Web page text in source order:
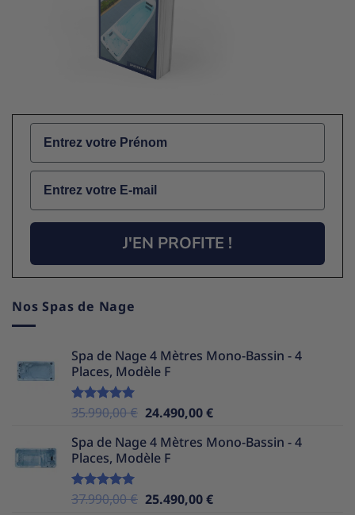
Name
Email
J'EN PROFITE !
Nos Spas de Nage
Spa de Nage 4 Mètres Mono-Bassin - 4
Places, Modèle F
Note5.00
35.990,00€ Le
initial
était :
24.490,00€Le
actuel
Spa de Nage 4 Mètres Mono-Bassin - 4
Places, Modèle F
Note5.00
37.990,00€ Le
25.490,00€Le